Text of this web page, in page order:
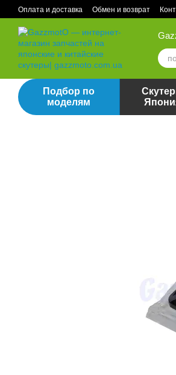
Перейти к основному контенту
Оплата и доставка Обмен и возврат
Подбор по
моделям